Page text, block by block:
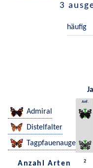
3
häufig
Anf.
Admiral
Distelfalter
Tagpfauenauge
Anzahl Arten 2